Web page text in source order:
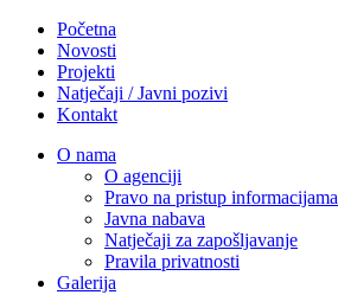
Početna
Novosti
Projekti
Natječaji / Javni pozivi
Kontakt
O nama
O agenciji
Pravo na pristup informacijama
Javna nabava
Natječaji za zapošljavanje
Pravila privatnosti
Galerija